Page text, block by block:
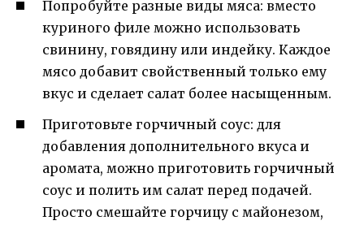
Попробуйте разные виды мяса: вместо
куриного филе можно использовать
свинину, говядину или индейку. Каждое
мясо добавит свойственный только ему
вкус и сделает салат более насыщенным.
Приготовьте горчичный соус: для
добавления дополнительного вкуса и
аромата, можно приготовить горчичный
соус и полить им салат перед подачей.
Просто смешайте горчицу с майонезом,